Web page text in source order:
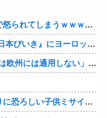
【画像】磯山さやかさん、入浴シーンで怒られてしまうｗｗｗｗｗｗ
欧州「日本だけ反則だろ…」 世界の『日本びいき』にヨーロッパ全土から不満の声
「BYD Raccoと違って日本の軽規格では欧州には通用しない」と自動車系ライターが示唆、だが速攻で反例を提示されて即落ち二コマ状態に……
【宮崎】マジ勘弁してほしい。久しぶりに恐ろしい子供ミサイルを見た。